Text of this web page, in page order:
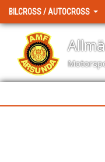
BILCROSS / AUTOCROSS